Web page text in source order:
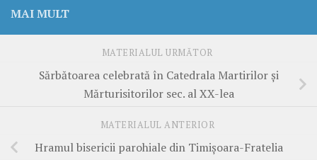
MAI MULT
MATERIALUL URMĂTOR
Sărbătoarea celebrată în Catedrala Martirilor și
Mărturisitorilor sec. al XX-lea
MATERIALUL ANTERIOR
Hramul bisericii parohiale din Timișoara-Fratelia